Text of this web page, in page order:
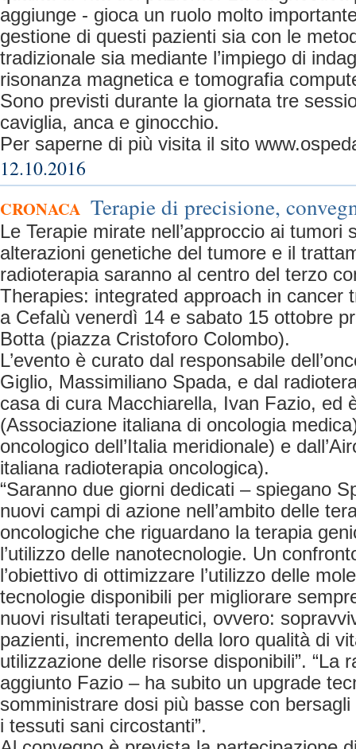
aggiunge - gioca un ruolo molto
gestione di questi pazienti sia con le
tradizionale sia mediante l’impiego di
risonanza magnetica e tomografia
Sono previsti durante la giornata tre
caviglia, anca e ginocchio.
Per saperne di più visita il sito
12.10.2016
CRONACA Terapie di precisione,
Le Terapie mirate nell’approccio ai tumori
alterazioni genetiche del tumore e il
radioterapia saranno al centro del terzo
Therapies: integrated approach in cancer
a Cefalù venerdì 14 e sabato 15 ottobre
Botta (piazza Cristoforo Colombo).
L’evento è curato dal responsabile
Giglio, Massimiliano Spada, e dal
casa di cura Macchiarella, Ivan Fazio, ed
(Associazione italiana di oncologia
oncologico dell’Italia meridionale) e
italiana radioterapia oncologica).
“Saranno due giorni dedicati – spiegano
nuovi campi di azione nell’ambito delle
oncologiche che riguardano la terapia
l’utilizzo delle nanotecnologie. Un
l’obiettivo di ottimizzare l’utilizzo delle
tecnologie disponibili per migliorare
nuovi risultati terapeutici, ovvero:
pazienti, incremento della loro qualità di
utilizzazione delle risorse disponibili”. “La
aggiunto Fazio – ha subito un upgrade
somministrare dosi più basse con
i tessuti sani circostanti”.